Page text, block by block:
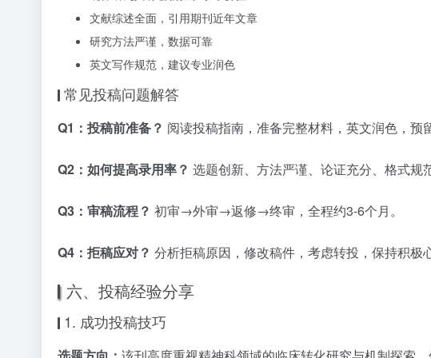
文献综述全面，引用期刊近年文章
研究方法严谨，数据可靠
英文写作规范，建议专业润色
常见投稿问题解答
Q1：投稿前准备？ 阅读投稿指南，准备完整材料，英文润色，预
Q2：如何提高录用率？ 选题创新、方法严谨、论证充分、格式规范
Q3：审稿流程？ 初审→外审→返修→终审，全程约3-6个月。
Q4：拒稿应对？ 分析拒稿原因，修改稿件，考虑转投，保持积极
六、投稿经验分享
1. 成功投稿技巧